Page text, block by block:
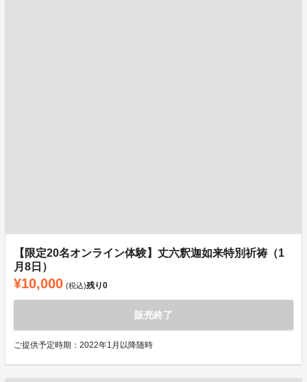
【限定20名オンライン体験】丈六釈迦如来特別祈祷（1
月8日）
¥10,000 (税込)残り0
販売終了
ご提供予定時期：2022年1月以降随時